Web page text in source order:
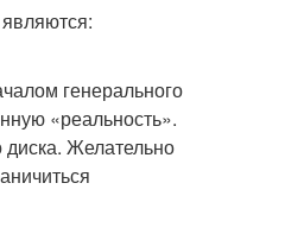
генерального
«реальность».
Желательно